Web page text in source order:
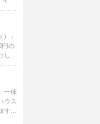
らし
い
し
」
円の
ま
一棟
ウス
べ